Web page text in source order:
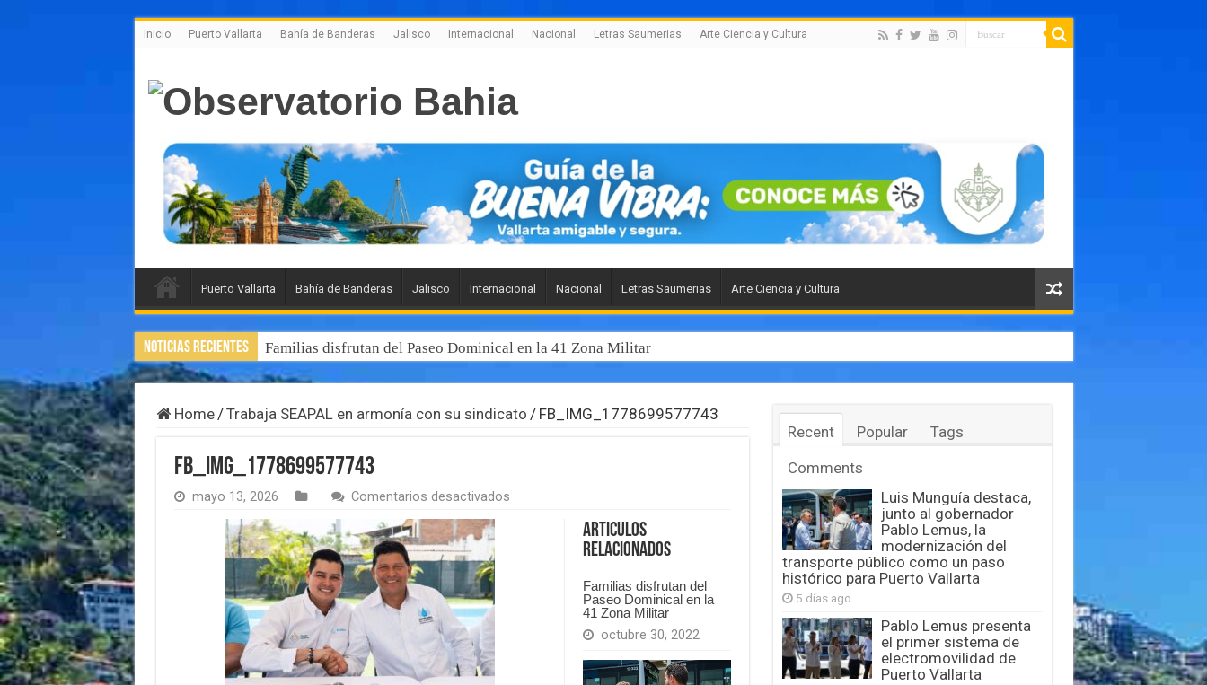
Inicio Puerto Vallarta Bahía de Banderas Jalisco Internacional Nacional Letras Saumerias Arte Ciencia y Cultura
Puerto Vallarta Bahía de Banderas Jalisco Internacional Nacional Letras Saumerias Arte Ciencia y Cultura
Noticias Recientes Familias disfrutan del Paseo Dominical en la 41 Zona Militar
Home/Trabaja SEAPAL en armonía con su sindicato / FB_IMG_1778699577743
FB_IMG_1778699577743
mayo 13, 2026 Comentarios desactivadosen
Articulos
Relacionados
Familias disfrutan del
Paseo Dominical en la
41 Zona Militar
octubre 30, 2022
Recent Popular
Tags
Comments
Luis Munguía destaca,
junto al gobernador
Pablo Lemus, la
modernización del
transporte público como un paso
histórico para Puerto Vallarta
5 días ago
Pablo Lemus presenta
el primer sistema de
electromovilidad de
Puerto Vallarta